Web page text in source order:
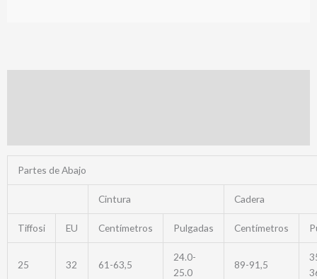
Partes de Abajo
Cintura Cadera
Tiffosi EU Centímetros Pulgadas Centímetros
25 32 61-63,5
24.0-
25.0
89-91,5